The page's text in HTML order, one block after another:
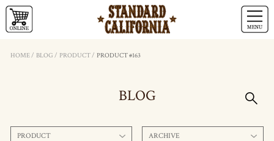
HOME/ BLOG / PRODUCT/ PRODUCT #163
BLOG
PRODUCT ARCHIVE